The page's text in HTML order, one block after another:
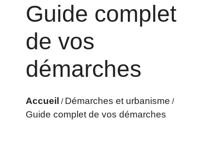
Guide complet
de vos
démarches
Accueil / Démarches et urbanisme /
Guide complet de vos démarches